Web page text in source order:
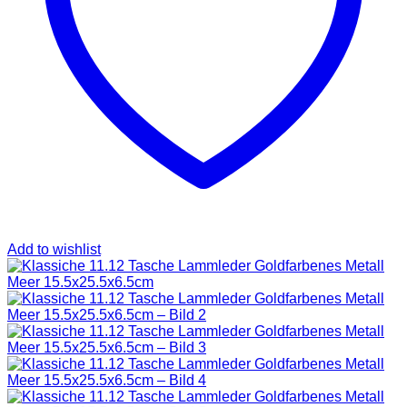
JACKEN
KOPFBEDCKUNGEN
KOSMETIKTASCHEN
SCHALS
GÜRTEL
GELDBÖRSEN
JACKEN
SCHALS
BADEBEKLEIDUNG
KOPFBEDCKUNGEN
CHANEL
TASCHEN
SCHUHE
GÜRTEL
JACKEN
Add to wishlist